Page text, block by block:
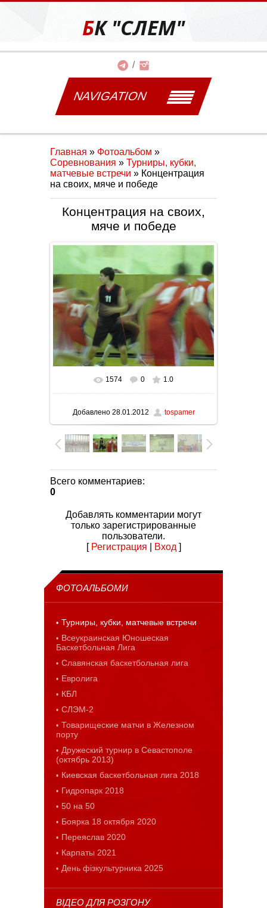
БК "СЛЕМ"
NAVIGATION
Главная » Фотоальбом »
Соревнования » Турниры, кубки,
матчевые встречи » Концентрация
на своих, мяче и победе
Концентрация на своих,
мяче и победе
В реальном размере 1600x1200
142.9Kb
1574 0 1.0
Добавлено28.01.2012 tospamer
Всего комментариев:
0
Добавлять комментарии могут
только зарегистрированные
пользователи.
[ Регистрация Вход ]
ФОТОАЛЬБОМИ
Турниры, кубки, матчевые встречи
Всеукраинская Юношеская
Баскетбольная Лига
Славянская баскетбольная лига
Евролига
КБЛ
СЛЭМ-2
Товарищеские матчи в Железном
порту
Дружеский турнир в Севастополе
(октябрь 2013)
Киевская баскетбольная лига 2018
Гидропарк 2018
50 на 50
Боярка 18 октября 2020
Переяслав 2020
Карпаты 2021
День фізкультурника 2025
ВІДЕО ДЛЯ РОЗГОНУ